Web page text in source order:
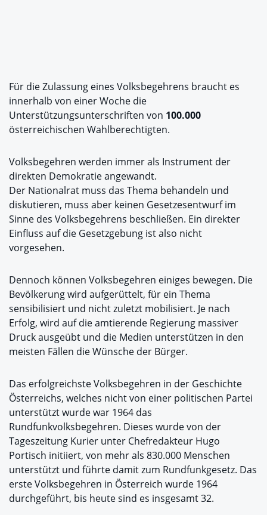
Für die Zulassung eines Volksbegehrens braucht es
innerhalb von einer Woche die
Unterstützungsunterschriften von 100.000
österreichischen Wahlberechtigten.
Volksbegehren werden immer als Instrument der
direkten Demokratie angewandt.
Der Nationalrat muss das Thema behandeln und
diskutieren, muss aber keinen Gesetzesentwurf im
Sinne des Volksbegehrens beschließen. Ein direkter
Einfluss auf die Gesetzgebung ist also nicht
vorgesehen.
Dennoch können Volksbegehren einiges bewegen. Die
Bevölkerung wird aufgerüttelt, für ein Thema
sensibilisiert und nicht zuletzt mobilisiert. Je nach
Erfolg, wird auf die amtierende Regierung massiver
Druck ausgeübt und die Medien unterstützen in den
meisten Fällen die Wünsche der Bürger.
Das erfolgreichste Volksbegehren in der Geschichte
Österreichs, welches nicht von einer politischen Partei
unterstützt wurde war 1964 das
Rundfunkvolksbegehren. Dieses wurde von der
Tageszeitung Kurier unter Chefredakteur Hugo
Portisch initiiert, von mehr als 830.000 Menschen
unterstützt und führte damit zum Rundfunkgesetz. Das
erste Volksbegehren in Österreich wurde 1964
durchgeführt, bis heute sind es insgesamt 32.